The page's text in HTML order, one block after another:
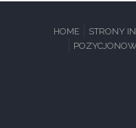
HOME STRONY